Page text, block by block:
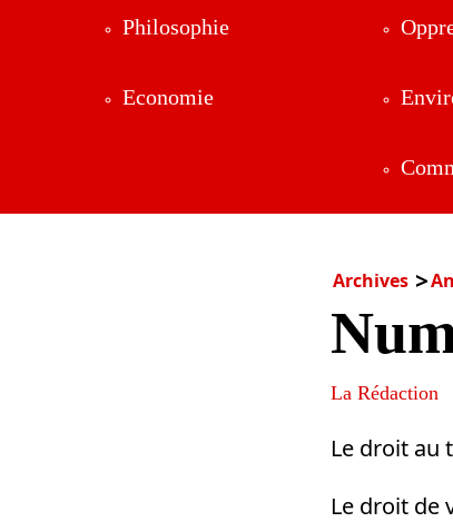
Philosophie
Economie
Archives
La Rédaction
Le droit au
Le droit de